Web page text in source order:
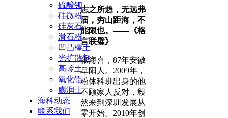
硫酸钡
硅微粉
硅灰石
滑石粉
凹凸棒土
光扩散剂
高岭土
氧化铝
膨润土
海科动态
联系我们
志之所趋，无远弗
届，穷山距海，不
能限也。——《格
言联璧》
张海喜，87年安徽
阜阳人。2009年，
粉体科班出身的他
不顾家人反对，毅
然来到深圳发展从
零开始。2010年创